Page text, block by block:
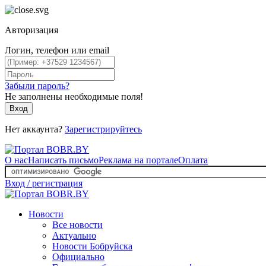
Авторизация
Логин, телефон или email
Забыли пароль?
Не заполнены необходимые поля!
Вход
Нет аккаунта? Зарегистрируйтесь
О насНаписать письмоРеклама на порталеОплата
Вход / регистрация
Новости
Все новости
Актуально
Новости Бобруйска
Официально